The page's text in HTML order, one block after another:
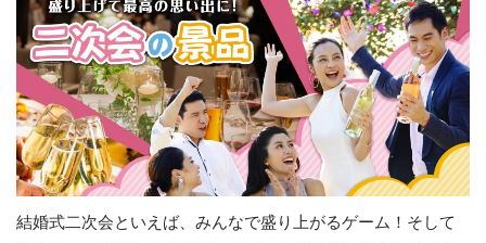
結婚式二次会といえば、みんなで盛り上がるゲーム！そして